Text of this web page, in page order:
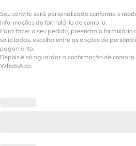
Seu convite será personalizado conforme o
informações do formulário de compra.
Para fazer o seu pedido, preencha o formulário
solicitadas, escolha entre as opções de
pagamento.
Depois é só aguardar a confirmação de
WhatsApp.